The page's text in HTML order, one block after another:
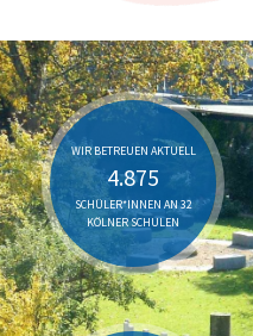
WIR BETREUEN AKTUELL
4.875
SCHÜLER*INNEN AN 32
KÖLNER SCHULEN